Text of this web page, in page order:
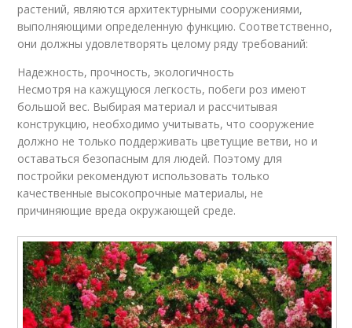
растений, являются архитектурными сооружениями,
выполняющими определенную функцию. Соответственно,
они должны удовлетворять целому ряду требований:
Надежность, прочность, экологичность
Несмотря на кажущуюся легкость, побеги роз имеют
большой вес. Выбирая материал и рассчитывая
конструкцию, необходимо учитывать, что сооружение
должно не только поддерживать цветущие ветви, но и
оставаться безопасным для людей. Поэтому для
постройки рекомендуют использовать только
качественные высокопрочные материалы, не
причиняющие вреда окружающей среде.